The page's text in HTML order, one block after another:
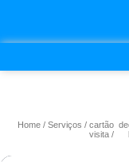
Home Serviços
cartão de
visita